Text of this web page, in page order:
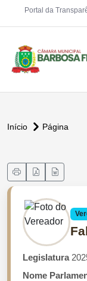
Portal da
Início Página
Legislatura
Nome